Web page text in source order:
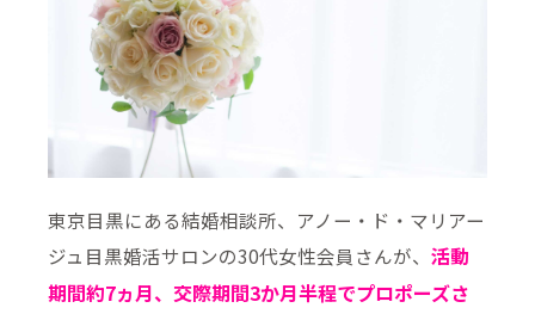
東京目黒にある結婚相談所、アノー・ド・マリアー
ジュ目黒婚活サロンの30代女性会員さんが、 活動
期間約7ヵ月、交際期間3か月半程でプロポーズさ